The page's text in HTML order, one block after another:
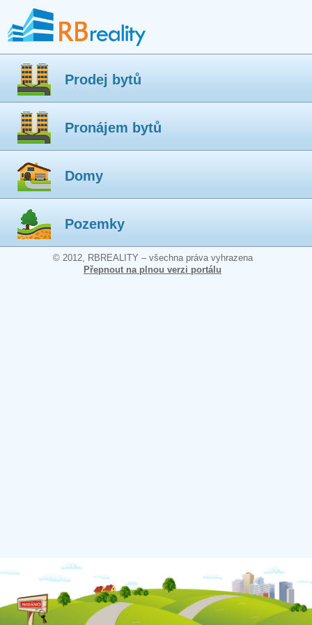
Prodej bytů
Pronájem bytů
Domy
Pozemky
© 2012, RBREALITY – všechna práva vyhrazena
Přepnout na plnou verzi portálu